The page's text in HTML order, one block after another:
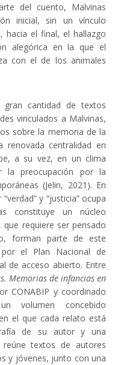
del cuento, Malvinas
inicial, sin un vínculo
hacia el final, el hallazgo
alegórica en la que el
con el de los animales
cantidad de textos
vinculados a Malvinas,
sobre la memoria de la
renovada centralidad en
a su vez, en un clima
la preocupación por la
(Jelin, 2021). En
y “justicia” ocupa
constituye un núcleo
requiere ser pensado
forman parte de este
el Plan Nacional de
de acceso abierto. Entre
Memorias de infancias en
CONABIP y coordinado
volumen concebido
el que cada relato está
de su autor y una
textos de autores
y jóvenes, junto con una